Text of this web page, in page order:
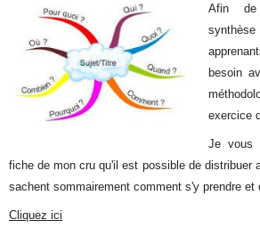
Afin de
besoin
exercice
Je vous
fiche de mon cru qu'il est possible de distribuer
sachent sommairement comment s'y prendre
Cliquez ici